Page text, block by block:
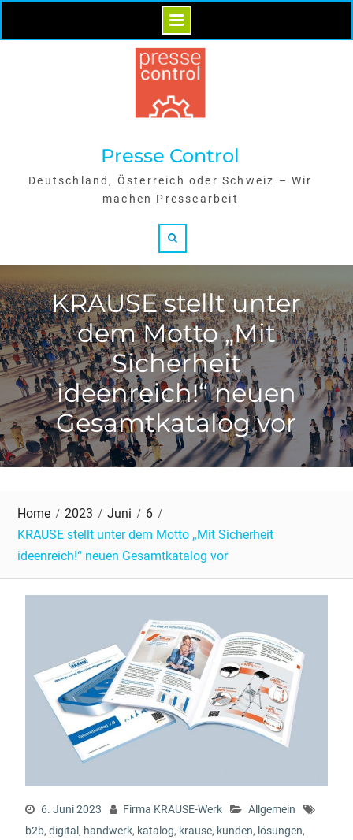
Skip
Presse Control
Deutschland, Österreich oder Schweiz – Wir
machen Pressearbeit
KRAUSE stellt unter
dem Motto „Mit
Sicherheit
ideenreich!“ neuen
Gesamtkatalog vor
Home 2023 Juni
6
KRAUSE stellt unter dem Motto „Mit Sicherheit
ideenreich!“ neuen Gesamtkatalog vor
6. Juni 2023 Firma KRAUSE-Werk
Allgemein
b2b, digital , handwerk, katalog, krause, kunden, lösungen,